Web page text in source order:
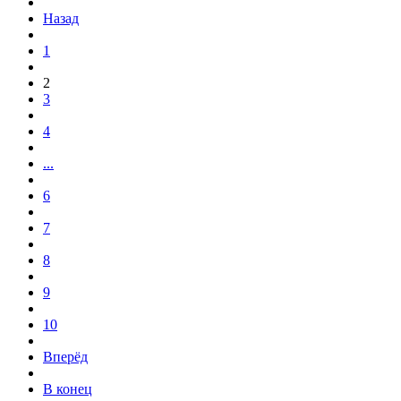
Назад
1
2
3
4
...
6
7
8
9
10
Вперёд
В конец